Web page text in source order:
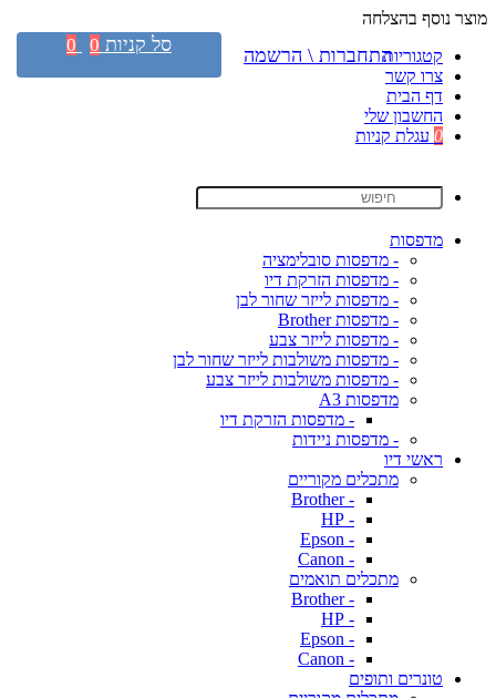
מוצר נוסף בהצלחה
קטגוריות
צרו קשר
דף הבית
החשבון שלי
0 עגלת קניות
מדפסות
- מדפסות סובלימציה
- מדפסות הזרקת דיו
- מדפסות לייזר שחור לבן
- מדפסות Brother
- מדפסות לייזר צבע
- מדפסות משולבות לייזר שחור לבן
- מדפסות משולבות לייזר צבע
מדפסות A3
- מדפסות הזרקת דיו
- מדפסות ניידות
ראשי דיו
מתכלים מקוריים
- Brother
- HP
- Epson
- Canon
מתכלים תואמים
- Brother
- HP
- Epson
- Canon
טונרים ותופים
התחברות \ הרשמה סל קניות 0
0